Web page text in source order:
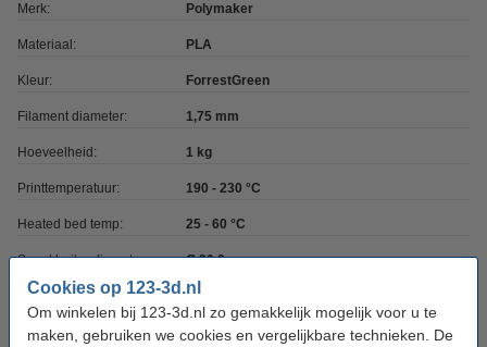
Cookies op 123-3d.nl
Om winkelen bij 123-3d.nl zo gemakkelijk mogelijk voor u te
maken, gebruiken we cookies en vergelijkbare technieken. De
Merk: Polymaker
Materiaal: PLA
Kleur: ForrestGreen
Filament diameter: 1,75 mm
Hoeveelheid: 1 kg
Printtemperatuur: 190 - 230 °C
Heated bed temp: 25 - 60 °C
Spoel buitendiameter: Ø 20,0 cm
Spoel binnendiameter: Ø 5,5 cm
Spoel breedte: 6,8 cm